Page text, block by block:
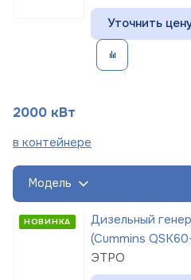
Уточнить
2000 кВт
в контейнере
Модель
НОВИНКА
Дизельный
(Cummins
ЭТРО